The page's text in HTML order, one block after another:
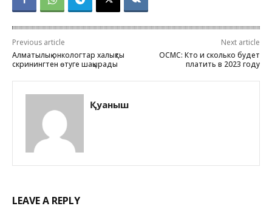
Previous article
Алматылық онкологтар халықты
скринингтен өтуге шақырады
Next article
ОСМС: Кто и сколько будет
платить в 2023 году
Қуаныш
LEAVE A REPLY